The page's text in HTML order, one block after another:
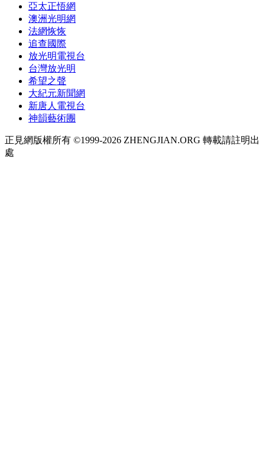
亞太正悟網
澳洲光明網
法網恢恢
追查國際
放光明電視台
台灣放光明
希望之聲
大紀元新聞網
新唐人電視台
神韻藝術團
正見網版權所有 ©1999-2026 ZHENGJIAN.ORG 轉載請註明出
處